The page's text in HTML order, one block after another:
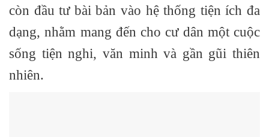
còn đầu tư bài bản vào hệ thống tiện ích đa
dạng, nhằm mang đến cho cư dân một cuộc
sống tiện nghi, văn minh và gần gũi thiên
nhiên.